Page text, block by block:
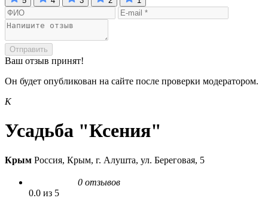
Отправить
Ваш отзыв принят!
Он будет опубликован на сайте после проверки модератором.
К
Усадьба "Ксения"
Крым Россия, Крым, г. Алушта, ул. Береговая, 5
0 отзывов
0.0 из 5